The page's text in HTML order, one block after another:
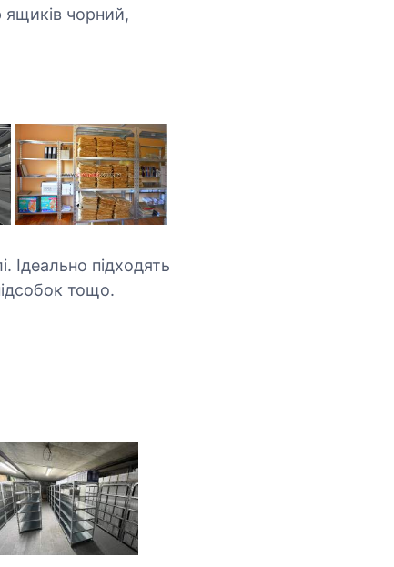
ящиків чорний,
Ідеально підходять
тощо.